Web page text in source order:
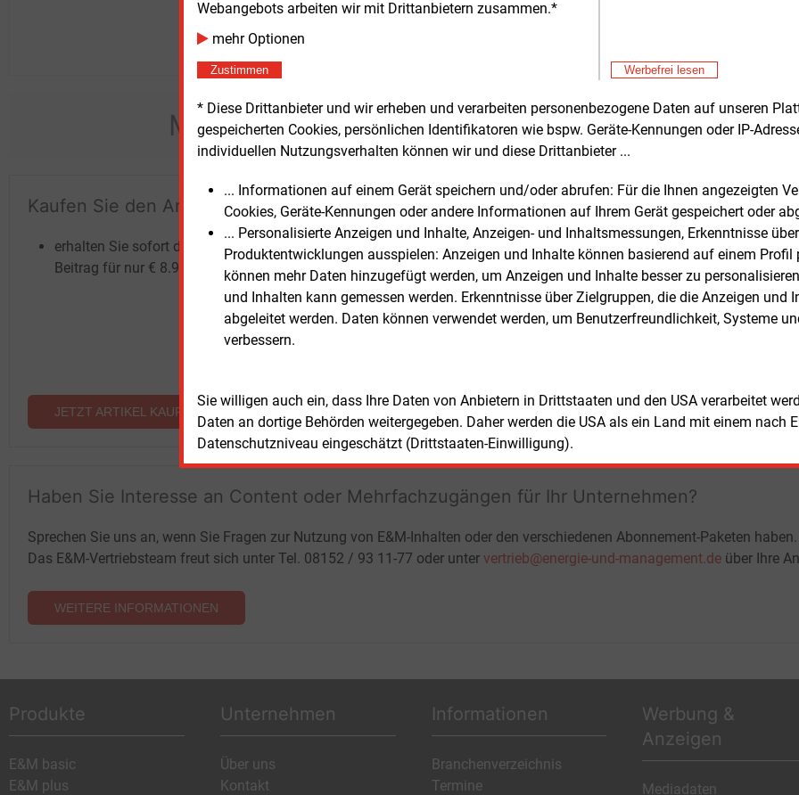
Webangebots arbeiten wir mit Drittanbietern zusammen.*
mehr Optionen
Zustimmen Werbefrei lesen
* Diese Drittanbieter und wir erheben und verarbeiten personenbezogene Daten auf unseren
gespeicherten Cookies, persönlichen Identifikatoren wie bspw. Geräte-Kennungen oder IP-
individuellen Nutzungsverhalten können wir und diese Drittanbieter ...
... Informationen auf einem Gerät speichern und/oder abrufen: Für die Ihnen angezeigten
Cookies, Geräte-Kennungen oder andere Informationen auf Ihrem Gerät gespeichert oder
... Personalisierte Anzeigen und Inhalte, Anzeigen- und Inhaltsmessungen, Erkenntnisse
Produktentwicklungen ausspielen: Anzeigen und Inhalte können basierend auf einem Profil
können mehr Daten hinzugefügt werden, um Anzeigen und Inhalte besser zu
und Inhalten kann gemessen werden. Erkenntnisse über Zielgruppen, die die Anzeigen und
abgeleitet werden. Daten können verwendet werden, um Benutzerfreundlichkeit, Systeme
verbessern.
Sie willigen auch ein, dass Ihre Daten von Anbietern in Drittstaaten und den USA verarbeitet
Daten an dortige Behörden weitergegeben. Daher werden die USA als ein Land mit einem nach
Datenschutzniveau eingeschätzt (Drittstaaten-Einwilligung).
Möchten Sie diese und weitere Nachrichten
Kaufen Sie den Artikel
erhalten Sie sofort diesen redaktionellen
Beitrag für nur € 8.93
JETZT ARTIKEL KAUFEN
Testen SieE&M
kostenlos
und unverbindlich
Zwei Wochen kostenfreier Zugang
Zugang auf stündlich aktualisierte
Nachrichten mit Prognose- und
ohne automatische Verlängerung
Login
Haben Sie Interesse an Content oder Mehrfachzugängen für Ihr Unternehmen?
Sprechen Sie uns an, wenn Sie Fragen zur Nutzung von E&M-Inhalten oder den verschiedenen Abonnement-Paketen haben.
Das E&M-Vertriebsteam freut sich unter Tel. 08152 / 93 11-77 oder unter vertrieb@energie-und-management.de über Ihre
WEITERE INFORMATIONEN
Produkte
E&M basic
E&M plus
Unternehmen
Über uns
Kontakt
Informationen
Branchenverzeichnis
Termine
Werbung &
Anzeigen
Mediadaten